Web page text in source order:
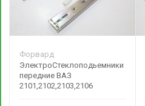
Форвард
ЭлектроСтеклоподьемники
передние ВАЗ
2101,2102,2103,2106